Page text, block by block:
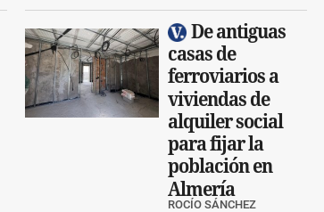
De antiguas
casas de
ferroviarios a
viviendas de
alquiler social
para fijar la
población en
Almería
ROCÍO SÁNCHEZ